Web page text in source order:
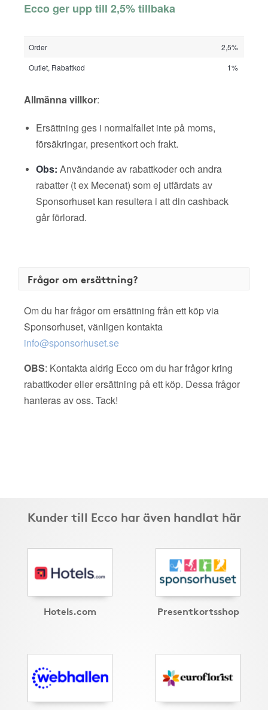
Ecco ger upp till 2,5% tillbaka
Order
2,5%
Outlet, Rabattkod
1%
Allmänna villkor:
Ersättning ges i normalfallet inte på moms,
försäkringar, presentkort och frakt.
Obs: Användande av rabattkoder och andra
rabatter (t ex Mecenat) som ej utfärdats av
Sponsorhuset kan resultera i att din cashback
går förlorad.
Frågor om ersättning?
Om du har frågor om ersättning från ett köp via
Sponsorhuset, vänligen kontakta
info@sponsorhuset.se
OBS: Kontakta aldrig Ecco om du har frågor kring
rabattkoder eller ersättning på ett köp. Dessa frågor
hanteras av oss. Tack!
Kunder till Ecco har även handlat här
Hotels.com Presentkortsshop